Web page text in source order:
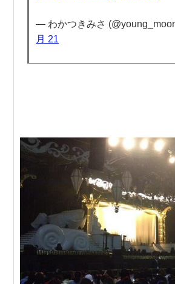
— わかつきみさ
月 21